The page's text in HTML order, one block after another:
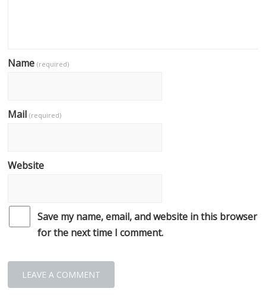
Name(required)
Mail(required)
Website
Save my name, email, and website in this browser
for the next time I comment.